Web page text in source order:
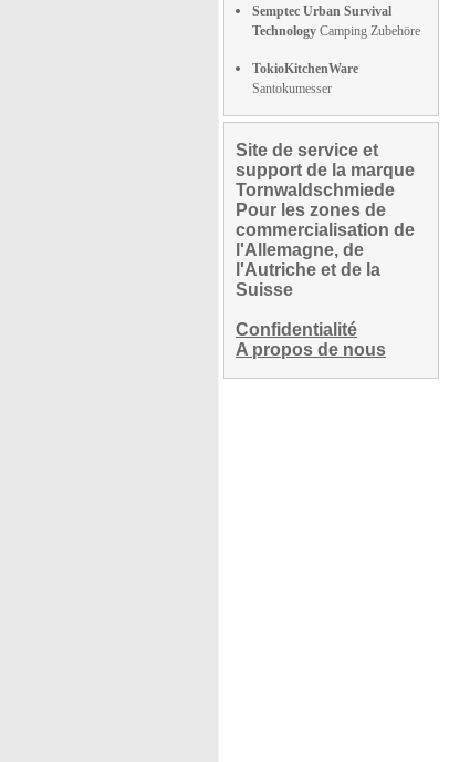
Semptec Urban Survival
Technology Camping Zubehöre
TokioKitchenWare
Santokumesser
Site de service et
support de la marque
Tornwaldschmiede
Pour les zones de
commercialisation de
l'Allemagne, de
l'Autriche et de la
Suisse
Confidentialité
A propos de nous